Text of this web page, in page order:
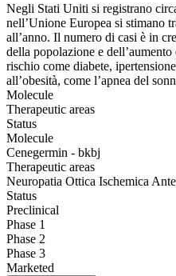
Negli Stati Uniti si registrano
nell’Unione Europea si stimano
all’anno. Il numero di casi è in
della popolazione e
rischio come diabete,
all’obesità, come l’apnea del
Molecule
Therapeutic areas
Status
Molecule
Cenegermin - bkbj
Therapeutic areas
Neuropatia Ottica Ischemica
Status
Preclinical
Phase 1
Phase 2
Phase 3
Marketed